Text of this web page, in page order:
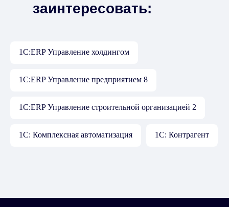
заинтересовать:
1С:ERP Управление холдингом
1С:ERP Управление предприятием 8
1С:ERP Управление строительной организацией 2
1С: Комплексная автоматизация 1С: Контрагент